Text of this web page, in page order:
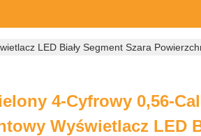
LED Biały Segment Szara
4-Cyfrowy 0,56-
Wyświetlacz LED